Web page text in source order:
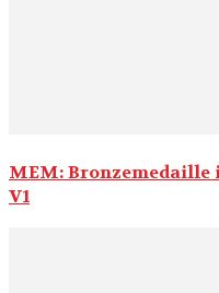
MEM: Bronzemedaille
V1